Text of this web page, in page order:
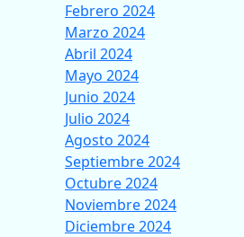
Febrero 2024
Marzo 2024
Abril 2024
Mayo 2024
Junio 2024
Julio 2024
Agosto 2024
Septiembre 2024
Octubre 2024
Noviembre 2024
Diciembre 2024